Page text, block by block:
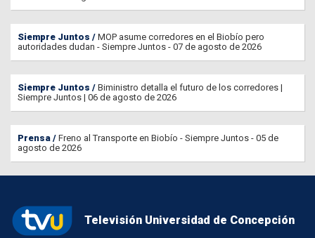
Siempre Juntos
MOP asume corredores en el Biobío pero
autoridades dudan - Siempre Juntos - 07 de agosto de 2026
Siempre Juntos
Biministro detalla el futuro de los corredores |
Siempre Juntos | 06 de agosto de 2026
Prensa
Freno al Transporte en Biobío - Siempre Juntos - 05 de
agosto de 2026
Televisión Universidad de Concepción